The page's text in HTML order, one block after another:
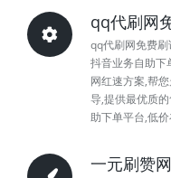
qq代刷网
qq代刷网免费
抖音业务自助下
网红速方案,帮
导,提供最优质
助下单平台,低
一元刷赞网